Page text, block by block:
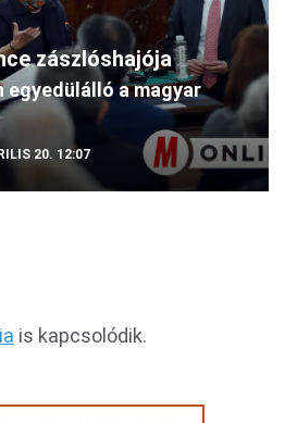
zászlóshajója
egyedülálló a magyar
20. 12:07
is kapcsolódik.